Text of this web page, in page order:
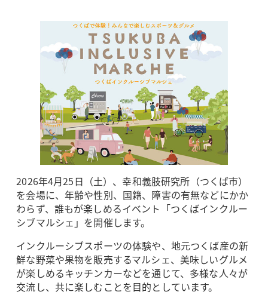
2026年4月25日（土）、幸和義肢研究所（つくば市）
を会場に、年齢や性別、国籍、障害の有無などにかか
わらず、誰もが楽しめるイベント「つくばインクルー
シブマルシェ」を開催します。
インクルーシブスポーツの体験や、地元つくば産の新
鮮な野菜や果物を販売するマルシェ、美味しいグルメ
が楽しめるキッチンカーなどを通じて、多様な人々が
交流し、共に楽しむことを目的としています。